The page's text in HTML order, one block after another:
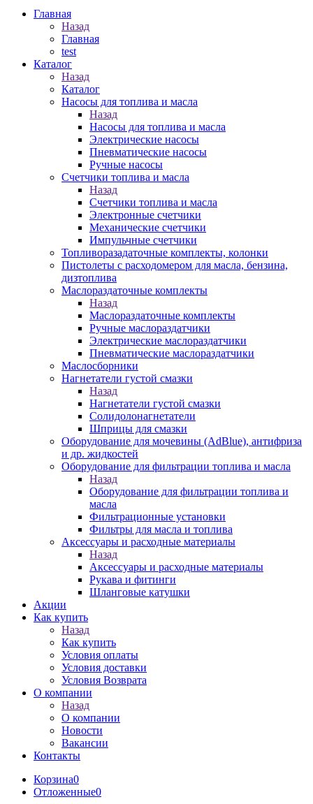
Главная
Назад
Главная
test
Каталог
Назад
Каталог
Насосы для топлива и масла
Назад
Насосы для топлива и масла
Электрические насосы
Пневматические насосы
Ручные насосы
Счетчики топлива и масла
Назад
Счетчики топлива и масла
Электронные счетчики
Механические счетчики
Импульчные счетчики
Топливоразадаточные комплекты, колонки
Пистолеты с расходомером для масла, бензина,
дизтоплива
Маслораздаточные комплекты
Назад
Маслораздаточные комплекты
Ручные маслораздатчики
Электрические маслораздатчики
Пневматические маслораздатчики
Маслосборники
Нагнетатели густой смазки
Назад
Нагнетатели густой смазки
Солидолонагнетатели
Шприцы для смазки
Оборудование для мочевины (AdBlue), антифриза
и др. жидкостей
Оборудование для фильтрации топлива и масла
Назад
Оборудование для фильтрации топлива и
масла
Фильтрационные установки
Фильтры для масла и топлива
Аксессуары и расходные материалы
Назад
Аксессуары и расходные материалы
Рукава и фитинги
Шланговые катушки
Акции
Как купить
Назад
Как купить
Условия оплаты
Условия доставки
Условия Возврата
О компании
Назад
О компании
Новости
Вакансии
Контакты
Корзина0
Отложенные0